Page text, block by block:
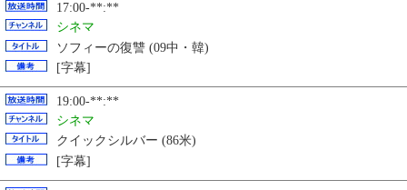
17:00-**:**
シネマ
ソフィーの復讐 (09中・韓)
[字幕]
19:00-**:**
シネマ
クイックシルバー (86米)
[字幕]